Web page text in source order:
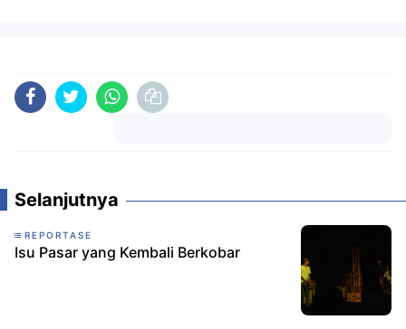
Selanjutnya
REPORTASE
Isu Pasar yang Kembali Berkobar